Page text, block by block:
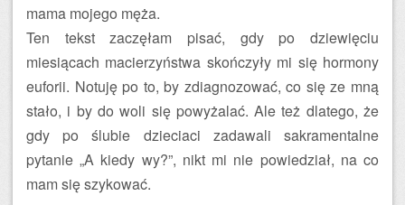
mama mojego męża.
Ten tekst zaczęłam pisać, gdy po dziewięciu
miesiącach macierzyństwa skończyły mi się hormony
euforii. Notuję po to, by zdiagnozować, co się ze mną
stało, i by do woli się powyżalać. Ale też dlatego, że
gdy po ślubie dzieciaci zadawali sakramentalne
pytanie „A kiedy wy?”, nikt mi nie powiedział, na co
mam się szykować.